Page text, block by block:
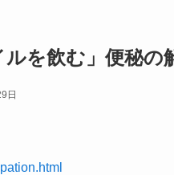
ルを飲む」便秘の
日